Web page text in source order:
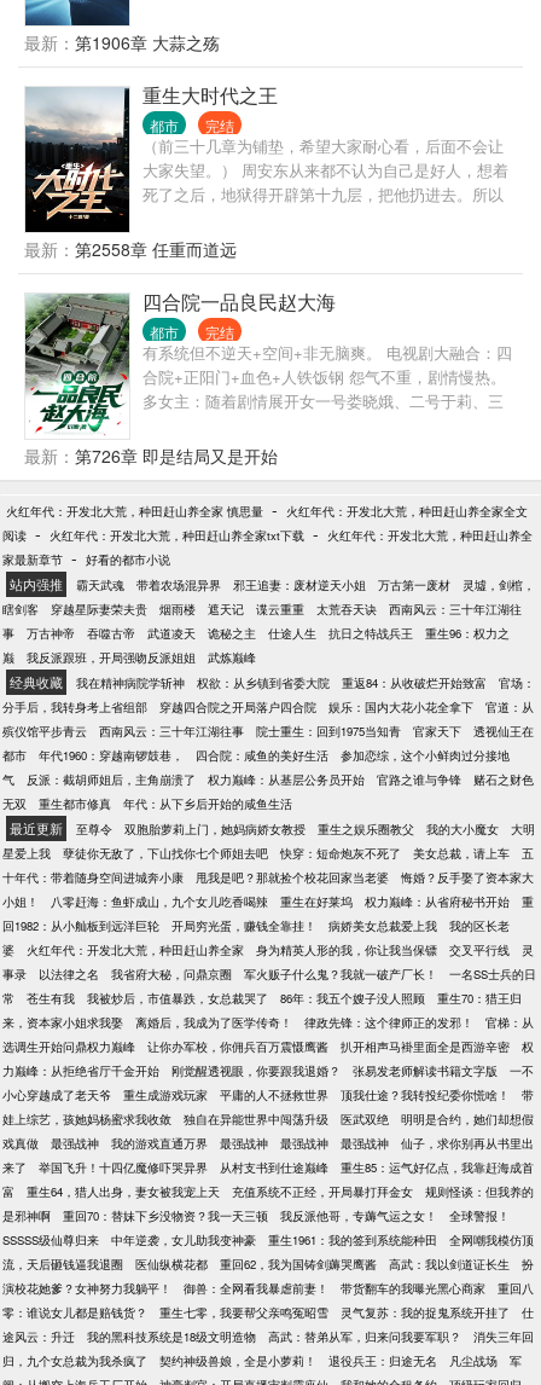
最新： 第1906章 大蒜之殇
重生大时代之王
都市 完结
（前三十几章为铺垫，希望大家耐心看，后面不会让
大家失望。） 周安东从来都不认为自己是好人，想着
死了之后，地狱得开辟第十九层，把他扔进去。所以
车轮下救了一个孕妇。 也许是老天爷感动他的回头是
岸，把他送回了1992年，这个传统思维还占据着主导
地位的时代。一个拥有无比开放观念和阅历的男人，
对这个时代的冲击是巨大的，对御姐的诱惑也是巨大
的。
最新： 第2558章 任重而道远
四合院一品良民赵大海
都市 完结
有系统但不逆天+空间+非无脑爽。 电视剧大融合：四
合院+正阳门+血色+人铁饭钢 怨气不重，剧情慢热。
多女主：随着剧情展开女一号娄晓娥、二号于莉、三
到了六十年代，作为穿越者他没有改变历史进程的雄
心壮志，只是想通过自身的努力，让自己以后过上稍
最新： 第726章 即是结局又是开始
火红年代：开发北大荒，种田赶山养全家 慎思量 -
火红年代：开发北大荒，种田赶山养全家全文
阅读 - 火红年代：开发北大荒，种田赶山养全家txt下载 -
火红年代：开发北大荒，种田赶山养全
家最新章节 - 好看的都市小说
站内强推 霸天武魂 带着农场混异界 邪王追妻：废材逆天小姐 万古第一废材
灵墟，剑棺，
瞎剑客
穿越星际妻荣夫贵 烟雨楼 遮天记 谍云重重 太荒吞天诀
西南风云：三十年江湖往
事
万古神帝 吞噬古帝 武道凌天 诡秘之主 仕途人生 抗日之特战兵王
重生96：权力之
巅
我反派跟班，开局强吻反派姐姐 武炼巅峰
经典收藏 我在精神病院学斩神 权欲：从乡镇到省委大院 重返84：从收破烂开始致富
官场：
分手后，我转身考上省组部
穿越四合院之开局落户四合院 娱乐：国内大花小花全拿下
官道：从
殡仪馆平步青云
西南风云：三十年江湖往事 院士重生：回到1975当知青 官家天下
透视仙王在
都市
年代1960：穿越南锣鼓巷， 四合院：咸鱼的美好生活
参加恋综，这个小鲜肉过分接地
气
反派：截胡师姐后，主角崩溃了 权力巅峰：从基层公务员开始 官路之谁与争锋
赌石之财色
无双
重生都市修真 年代：从下乡后开始的咸鱼生活
最近更新 至尊令 双胞胎萝莉上门，她妈病娇女教授 重生之娱乐圈教父 我的大小魔女
大明
星爱上我
孽徒你无敌了，下山找你七个师姐去吧 快穿：短命炮灰不死了 美女总裁，请上车
五
十年代：带着随身空间进城奔小康
甩我是吧？那就捡个校花回家当老婆
悔婚？反手娶了资本家大
小姐！
八零赶海：鱼虾成山，九个女儿吃香喝辣 重生在好莱坞 权力巅峰：从省府秘书开始
重
回1982：从小舢板到远洋巨轮
开局穷光蛋，赚钱全靠挂！ 病娇美女总裁爱上我
我的区长老
婆
火红年代：开发北大荒，种田赶山养全家 身为精英人形的我，你让我当保镖 交叉平行线
灵
事录
以法律之名 我省府大秘，问鼎京圈 军火贩子什么鬼？我就一破产厂长！
一名SS士兵的日
常
苍生有我 我被炒后，市值暴跌，女总裁哭了 86年：我五个嫂子没人照顾
重生70：猎王归
来，资本家小姐求我娶
离婚后，我成为了医学传奇！ 律政先锋：这个律师正的发邪！
官梯：从
选调生开始问鼎权力巅峰
让你办军校，你佣兵百万震慑鹰酱 扒开相声马褂里面全是西游辛密
权
力巅峰：从拒绝省厅千金开始
刚觉醒透视眼，你要跟我退婚？ 张易发老师解读书籍文字版
一不
小心穿越成了老天爷
重生成游戏玩家 平庸的人不拯救世界 顶我仕途？我转投纪委你慌啥！
带
娃上综艺，孩她妈杨蜜求我收敛
独自在异能世界中闯荡升级 医武双绝
明明是合约，她们却想假
戏真做
最强战神 我的游戏直通万界 最强战神 最强战神 最强战神
仙子，求你别再从书里出
来了
举国飞升！十四亿魔修吓哭异界 从村支书到仕途巅峰
重生85：运气好亿点，我靠赶海成首
富
重生64，猎人出身，妻女被我宠上天 充值系统不正经，开局暴打拜金女
规则怪谈：但我养的
是邪神啊
重回70：替妹下乡没物资？我一天三顿 我反派他哥，专薅气运之女！
全球警报！
SSSSS级仙尊归来
中年逆袭，女儿助我变神豪 重生1961：我的签到系统能种田
全网嘲我模仿顶
流，天后砸钱逼我退圈
医仙纵横花都 重回62，我为国铸剑薅哭鹰酱 高武：我以剑道证长生
扮
演校花她爹？女神努力我躺平！
御兽：全网看我暴虐前妻！ 带货翻车的我曝光黑心商家
重回八
零：谁说女儿都是赔钱货？
重生七零，我要帮父亲鸣冤昭雪 灵气复苏：我的捉鬼系统开挂了
仕
途风云：升迁
我的黑科技系统是18级文明造物 高武：替弟从军，归来问我要军职？
消失三年回
归，九个女总裁为我杀疯了
契约神级兽娘，全是小萝莉！ 退役兵王：归途无名 凡尘战场
军